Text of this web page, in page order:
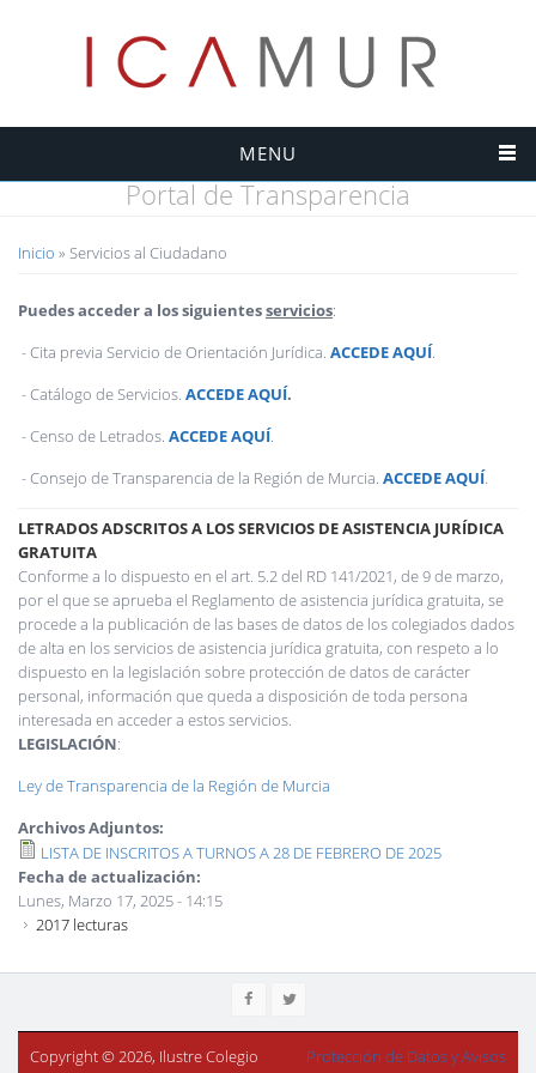
MENU
Portal de Transparencia
Usted está aquí
Inicio » Servicios al Ciudadano
Puedes acceder a los siguientesservicios:
- Cita previa Servicio de Orientación Jurídica. ACCEDE AQUÍ.
- Catálogo de Servicios. ACCEDE AQUÍ.
- Censo de Letrados. ACCEDE AQUÍ.
- Consejo de Transparencia de la Región de Murcia. ACCEDE AQUÍ.
LETRADOS ADSCRITOS A LOS SERVICIOS DE ASISTENCIA JURÍDICA
GRATUITA
Conforme a lo dispuesto en el art. 5.2 del RD 141/2021, de 9 de marzo,
por el que se aprueba el Reglamento de asistencia jurídica gratuita, se
procede a la publicación de las bases de datos de los colegiados dados
de alta en los servicios de asistencia jurídica gratuita, con respeto a lo
dispuesto en la legislación sobre protección de datos de carácter
personal, información que queda a disposición de toda persona
interesada en acceder a estos servicios.
LEGISLACIÓN:
Ley de Transparencia de la Región de Murcia
Archivos Adjuntos:
LISTA DE INSCRITOS A TURNOS A 28 DE FEBRERO DE 2025
Fecha de actualización:
Lunes, Marzo 17, 2025 - 14:15
2017 lecturas
Copyright © 2026, Ilustre Colegio
Protección de Datos y Avisos